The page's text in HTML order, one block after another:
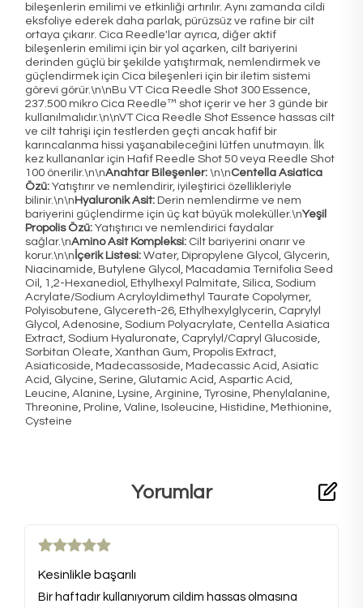
bileşenlerin emilimi ve etkinliği artırılır. Aynı zamanda cildi
eksfoliye ederek daha parlak, pürüzsüz ve rafine bir cilt
ortaya çıkarır. Cica Reedle'lar ayrıca, diğer aktif
bileşenlerin emilimi için bir yol açarken, cilt bariyerini
derinden güçlü bir şekilde yatıştırmak, nemlendirmek ve
güçlendirmek için Cica bileşenleri için bir iletim sistemi
görevi görür.\n\nBu VT Cica Reedle Shot 300 Essence,
237.500 mikro Cica Reedle™ shot içerir ve her 3 günde bir
kullanılmalıdır.\n\nVT Cica Reedle Shot Essence hassas cilt
ve cilt tahrişi için testlerden geçti ancak hafif bir
karıncalanma hissi yaşanabileceğini lütfen unutmayın. İlk
kez kullananlar için Hafif Reedle Shot 50 veya Reedle Shot
100 önerilir.\n\nAnahtar Bileşenler: \n\nCentella Asiatica
Özü: Yatıştırır ve nemlendirir, iyileştirici özellikleriyle
bilinir.\n\nHyaluronik Asit: Derin nemlendirme ve nem
bariyerini güçlendirme için üç kat büyük moleküller.\nYeşil
Propolis Özü: Yatıştırıcı ve nemlendirici faydalar
sağlar.\nAmino Asit Kompleksi: Cilt bariyerini onarır ve
korur.\n\n İçerik Listesi: Water, Dipropylene Glycol, Glycerin,
Niacinamide, Butylene Glycol, Macadamia Ternifolia Seed
Oil, 1,2-Hexanediol, Ethylhexyl Palmitate, Silica, Sodium
Acrylate/Sodium Acryloyldimethyl Taurate Copolymer,
Polyisobutene, Glycereth-26, Ethylhexylglycerin, Caprylyl
Glycol, Adenosine, Sodium Polyacrylate, Centella Asiatica
Extract, Sodium Hyaluronate, Caprylyl/Capryl Glucoside,
Sorbitan Oleate, Xanthan Gum, Propolis Extract,
Asiaticoside, Madecassoside, Madecassic Acid, Asiatic
Acid, Glycine, Serine, Glutamic Acid, Aspartic Acid,
Leucine, Alanine, Lysine, Arginine, Tyrosine, Phenylalanine,
Threonine, Proline, Valine, Isoleucine, Histidine, Methionine,
Cysteine
Yorumlar
Kesinlikle başarılı
Bir haftadır kullanıyorum cildim hassas olmasına